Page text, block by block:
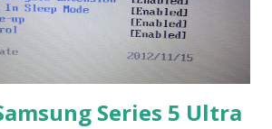
Series 5 Ultra